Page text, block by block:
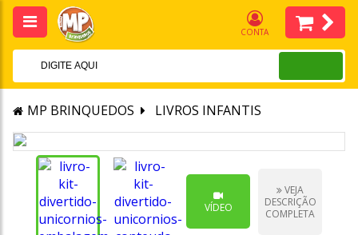
CONTA
MP BRINQUEDOS LIVROS INFANTIS
VÍDEO
VEJA
DESCRIÇÃO
COMPLETA